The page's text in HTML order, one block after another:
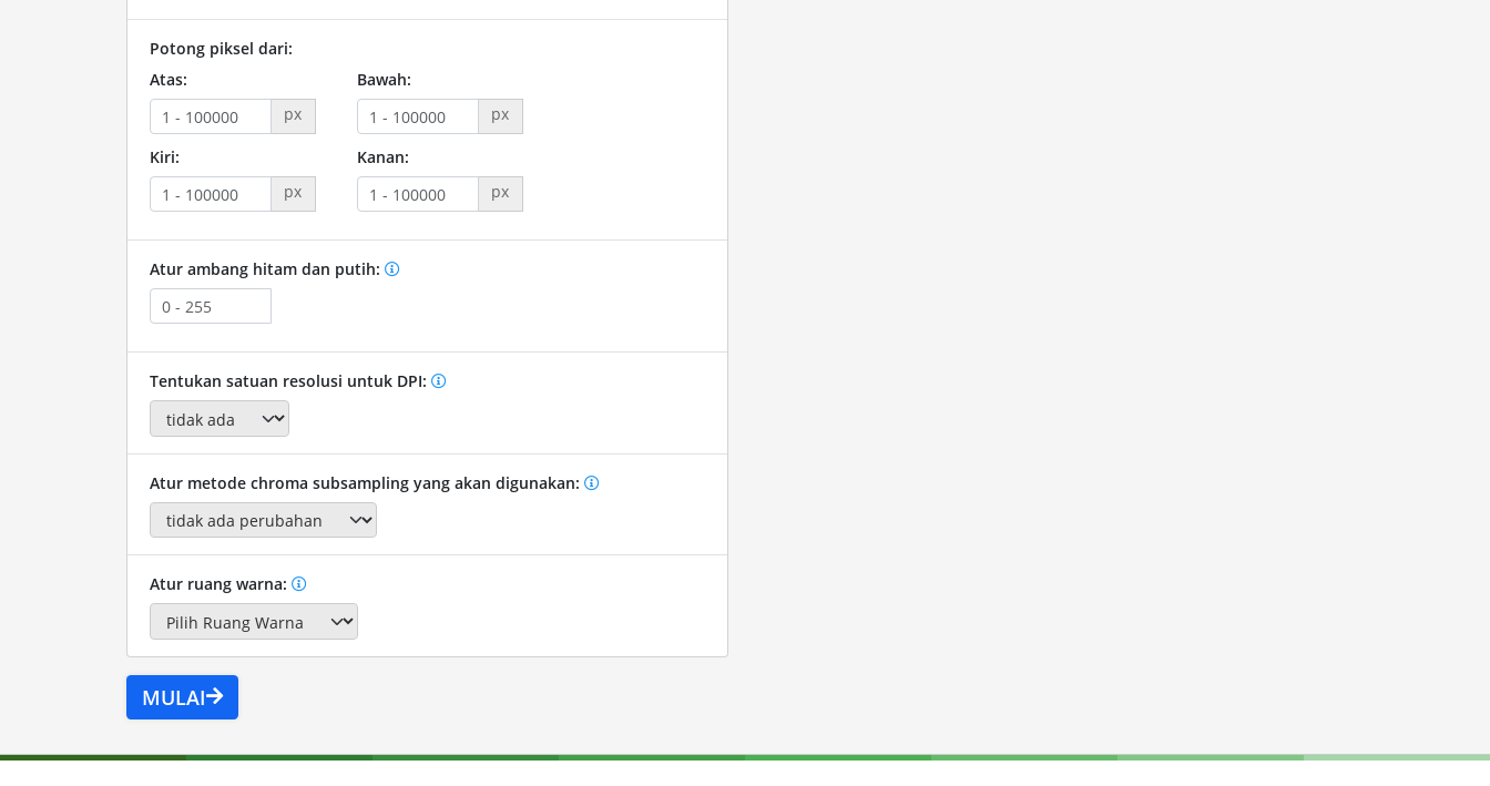
Potong piksel dari:
Atas:
px
Bawah:
px
Kiri:
px
Kanan:
px
Atur ambang hitam dan putih:
Tentukan satuan resolusi untuk DPI:
Atur metode chroma subsampling yang akan digunakan:
Atur ruang warna:
MULAI